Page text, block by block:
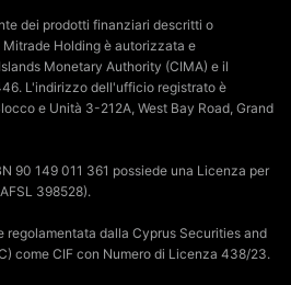
dei prodotti finanziari descritti o
Holding è autorizzata e
Monetary Authority (CIMA) e il
L'indirizzo dell'ufficio registrato è
e Unità 3-212A, West Bay Road, Grand
90 149 011 361 possiede una Licenza per
398528).
regolamentata dalla Cyprus Securities and
come CIF con Numero di Licenza 438/23.